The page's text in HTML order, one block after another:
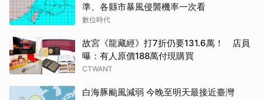
準、各縣市暴風侵襲機率一次看
數位時代
故宮《龍藏經》打7折仍要131.6萬！ 店員
曝：有人原價188萬付現購買
CTWANT
白海豚颱風減弱 今晚至明天最接近臺灣